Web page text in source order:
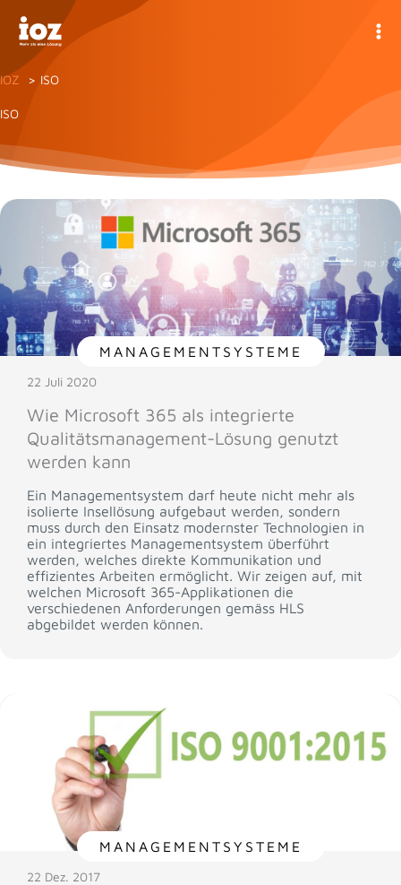
Inhalt
springen
IOZ ISO
ISO
MANAGEMENTSYSTEME
22 Juli 2020
Wie Microsoft 365 als integrierte
Qualitätsmanagement-Lösung genutzt
werden kann
Ein Managementsystem darf heute nicht mehr als
isolierte Insellösung aufgebaut werden, sondern
muss durch den Einsatz modernster Technologien in
ein integriertes Managementsystem überführt
werden, welches direkte Kommunikation und
effizientes Arbeiten ermöglicht. Wir zeigen auf, mit
welchen Microsoft 365-Applikationen die
verschiedenen Anforderungen gemäss HLS
abgebildet werden können.
MANAGEMENTSYSTEME
22 Dez. 2017